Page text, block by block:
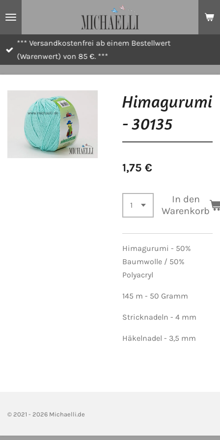
*** Versandkostenfrei ab einem Bestellwert
(Warenwert) von 85 €. ***
Himagurumi
- 30135
1,75 €
In den
Warenkorb
Himagurumi - 50%
Baumwolle / 50%
Polyacryl
145 m - 50 Gramm
Stricknadeln - 4 mm
Häkelnadel - 3,5 mm
© 2021 - 2026 Michaelli.de